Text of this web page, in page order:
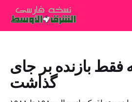
فقط بازنده بر جای
گذاشت